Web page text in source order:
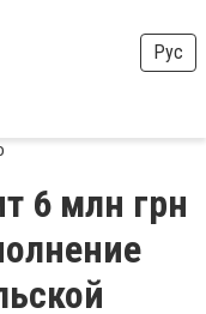
Рус
6 млн грн